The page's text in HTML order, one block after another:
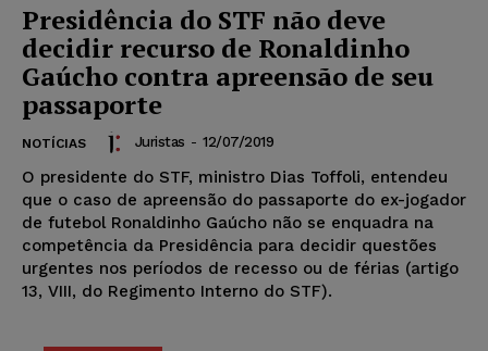
Presidência do STF não deve
decidir recurso de Ronaldinho
Gaúcho contra apreensão de seu
passaporte
NOTÍCIAS Juristas - 12/07/2019
O presidente do STF, ministro Dias Toffoli, entendeu
que o caso de apreensão do passaporte do ex-jogador
de futebol Ronaldinho Gaúcho não se enquadra na
competência da Presidência para decidir questões
urgentes nos períodos de recesso ou de férias (artigo
13, VIII, do Regimento Interno do STF).